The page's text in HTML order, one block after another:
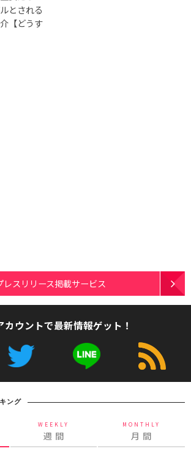
とされる
【どうす
レスリリース掲載サービス
カウントで最新情報ゲット！
ング
WEEKLY
週 間
MONTHLY
月 間